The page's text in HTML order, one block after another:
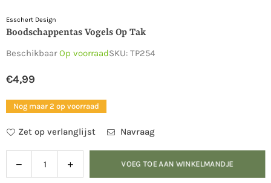
Esschert Design
Boodschappentas Vogels Op Tak
BeschikbaarOp voorraadSKU: TP254
Normale
prijs
€4,99
Nog maar 2 op voorraad
Zet op verlanglijst Navraag
Hoeveelheid
Verlaag
de
Verhoog
de
VOEG TOE AAN WINKELMANDJE